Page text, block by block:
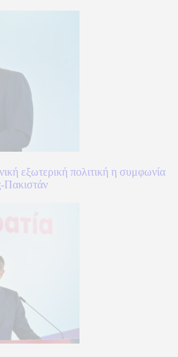
εξωτερική πολιτική η συμφωνία
Πακιστάν